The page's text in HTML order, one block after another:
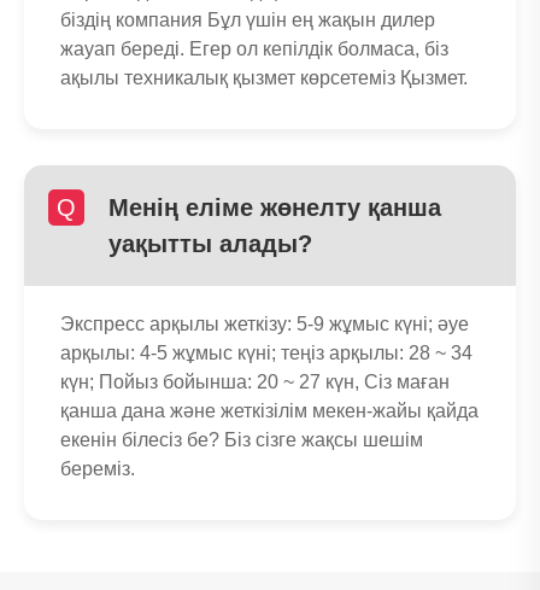
біздің компания Бұл үшін ең жақын дилер
жауап береді. Егер ол кепілдік болмаса, біз
ақылы техникалық қызмет көрсетеміз Қызмет.
Q
Менің еліме жөнелту қанша
уақытты алады?
Экспресс арқылы жеткізу: 5-9 жұмыс күні; әуе
арқылы: 4-5 жұмыс күні; теңіз арқылы: 28 ~ 34
күн; Пойыз бойынша: 20 ~ 27 күн, Сіз маған
қанша дана және жеткізілім мекен-жайы қайда
екенін білесіз бе? Біз сізге жақсы шешім
береміз.